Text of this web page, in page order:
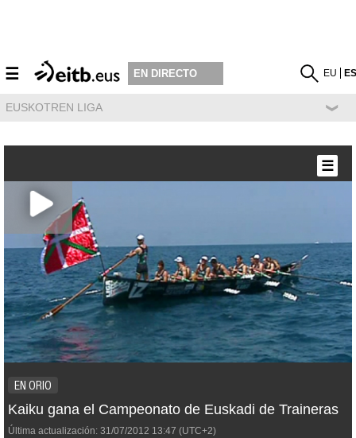
☰ EN DIRECTO EU
EUSKOTREN LIGA
EN ORIO
Kaiku gana el Campeonato de Euskadi de Traineras
Última actualización: 31/07/2012 13:47 (UTC+2)
☰